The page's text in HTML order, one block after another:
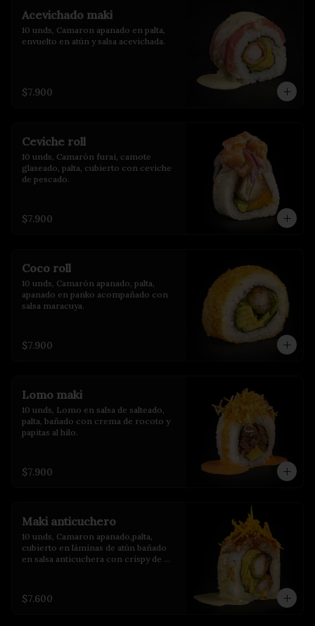
Acevichado maki
10 unds, Camaron apanado en palta,
envuelto en atún y salsa acevichada.
$7.900
Ceviche roll
10 unds, Camarón furai, camote
glaseado, palta, cubierto con ceviche
de pescado.
$7.900
Coco roll
10 unds, Camarón apanado, palta,
apanado en panko acompañado con
salsa maracuya.
$7.900
Lomo maki
10 unds, Lomo en salsa de salteado,
palta, bañado con crema de rocoto y
papitas al hilo.
$7.900
Maki anticuchero
10 unds, Camaron apanado,palta,
cubierto en láminas de atún bañado
en salsa anticuchera con crispy de
$7.600